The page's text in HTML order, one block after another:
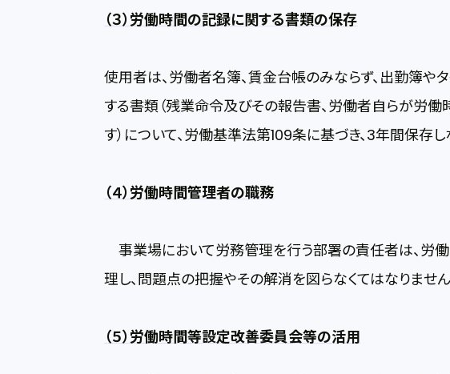
（３）労働時間の記録に関する書類の保存
使用者は、労働者名簿、賃金台帳のみならず、出勤簿や
する書類（残業命令及びその報告書、労働者自らが労
す）について、労働基準法第109条に基づき、3年間保存し
（４）労働時間管理者の職務
事業場において労務管理を行う部署の責任者は、労
理し、問題点の把握やその解消を図らなくてはなりません
（５）労働時間等設定改善委員会等の活用